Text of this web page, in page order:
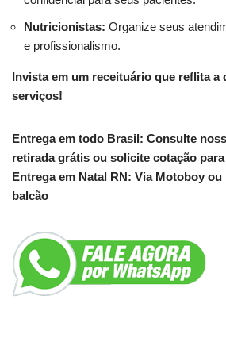
Nutricionistas: Organize seus
e profissionalismo.
Invista em um receituário que reflita a
serviços!
Entrega em todo Brasil: Consulte
retirada grátis ou solicite cotação
Entrega em Natal RN: Via Motoboy
balcão